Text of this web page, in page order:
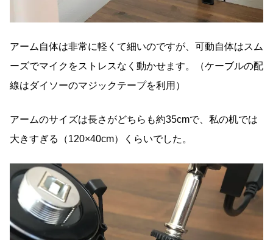
アーム自体は非常に軽くて細いのですが、可動自体はスム
ーズでマイクをストレスなく動かせます。（ケーブルの配
線はダイソーのマジックテープを利用）
アームのサイズは長さがどちらも約35cmで、私の机では
大きすぎる（120×40cm）くらいでした。